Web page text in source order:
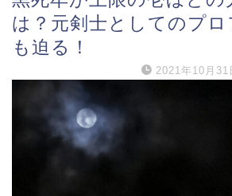
は？元剣士としてのプロ
も迫る！
2021年10月31